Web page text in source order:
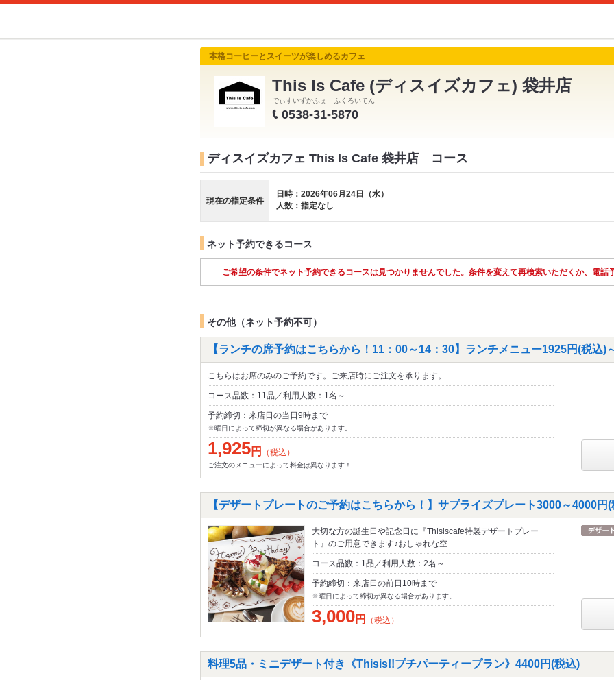
本格コーヒーとスイーツが楽しめるカフェ
This Is Cafe (ディスイズカフェ) 袋井店
でぃすいずかふぇ ふくろいてん
0538-31-5870
ディスイズカフェ This Is Cafe 袋井店 コース
現在の指定条件
日時：2026年06月24日（水）
人数：指定なし
ネット予約できるコース
ご希望の条件でネット予約できるコースは見つかりませんでした。条件を変えて再検索いただくか、電話
その他（ネット予約不可）
【ランチの席予約はこちらから！11：00～14：30】ランチメニュー1925円(税込)
こちらはお席のみのご予約です。ご来店時にご注文を承ります。
コース品数：11品／利用人数：1名～
予約締切：来店日の当日9時まで
※曜日によって締切が異なる場合があります。
1,925円 （税込）
ご注文のメニューによって料金は異なります！
【デザートプレートのご予約はこちらから！】サプライズプレート3000～4000円(
大切な方の誕生日や記念日に『Thisiscafe特製デザートプレー
ト』のご用意できます♪おしゃれな空…
コース品数：1品／利用人数：2名～
予約締切：来店日の前日10時まで
※曜日によって締切が異なる場合があります。
3,000円 （税込）
料理5品・ミニデザート付き《Thisis!!プチパーティープラン》4400円(税込)